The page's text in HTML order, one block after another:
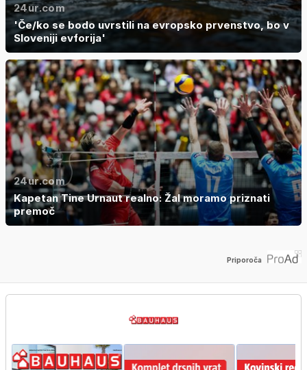
24ur.com
'Če/ko se bodo uvrstili na evropsko prvenstvo, bo v
Sloveniji evforija'
24ur.com
Kapetan Tine Urnaut realno: Žal moramo priznati
premoč
Priporoča